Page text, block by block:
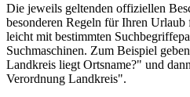
Die jeweils geltenden offiziellen
besonderen Regeln für Ihren
leicht mit bestimmten
Suchmaschinen. Zum Beispiel
Landkreis liegt Ortsname?" und
Verordnung Landkreis".